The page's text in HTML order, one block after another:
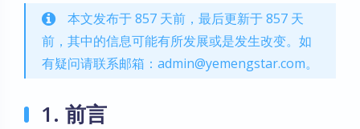
本文发布于 857 天前，最后更新于 857 天
前，其中的信息可能有所发展或是发生改变。如
有疑问请联系邮箱：admin@yemengstar.com。
1. 前言